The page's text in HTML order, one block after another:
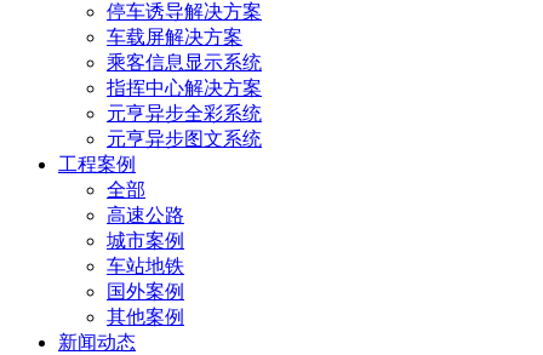
停车诱导解决方案
车载屏解决方案
乘客信息显示系统
指挥中心解决方案
元亨异步全彩系统
元亨异步图文系统
工程案例
全部
高速公路
城市案例
车站地铁
国外案例
其他案例
新闻动态